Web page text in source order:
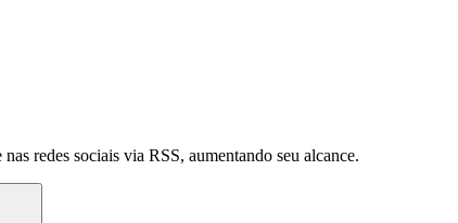
redes sociais via RSS, aumentando seu alcance.